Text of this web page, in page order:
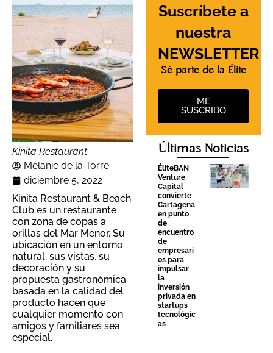
Kinita Restaurant
Melanie de la Torre
diciembre 5, 2022
Kinita Restaurant & Beach
Club es un restaurante
con zona de copas a
orillas del Mar Menor. Su
ubicación en un entorno
natural, sus vistas, su
decoración y su
propuesta gastronómica
basada en la calidad del
producto hacen que
cualquier momento con
amigos y familiares sea
especial.
Suscríbete a
nuestra
NEWSLETTER
Sé parte de la Élite
ME
SUSCRIBO
Últimas Noticias
ÉliteBAN
Venture
Capital
convierte
Cartagena
en punto
de
encuentro
de
empresari
os para
impulsar
la
inversión
privada en
startups
tecnológic
as